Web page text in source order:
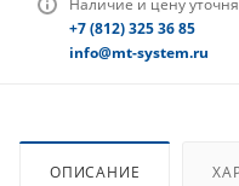
Наличие и цену
+7 (812) 325 36 85
info@mt-system.ru
ОПИСАНИЕ